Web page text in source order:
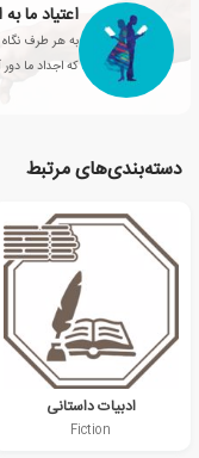
به هر طرف
که اجداد ما
دسته‌بندی‌های مرتبط
ادبیات داستانی
Fiction